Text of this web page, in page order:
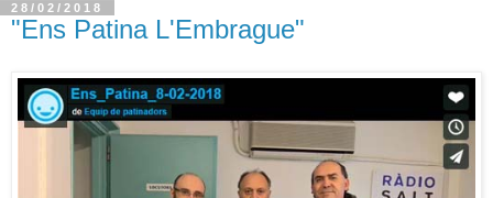
28/02/2018
"Ens Patina L'Embrague"